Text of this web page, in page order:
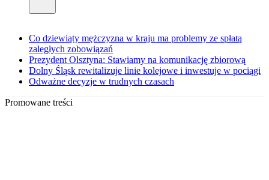
Co dziewiąty mężczyzna w kraju ma problemy ze spłatą
zaległych zobowiązań
Prezydent Olsztyna: Stawiamy na komunikację zbiorową
Dolny Śląsk rewitalizuje linie kolejowe i inwestuje w pociągi
Odważne decyzje w trudnych czasach
Promowane treści